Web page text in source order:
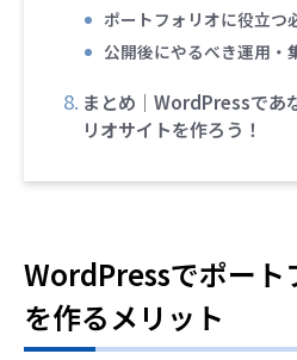
ポートフォリオに役立つ
公開後にやるべき運用・
まとめ｜WordPressであ
リオサイトを作ろう！
WordPressでポート
を作るメリット